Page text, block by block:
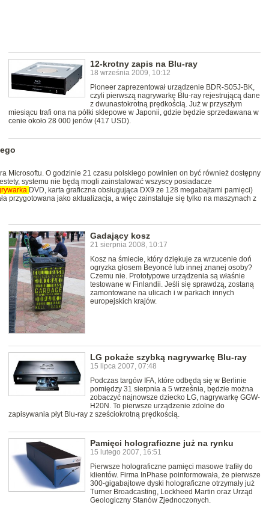
12-krotny zapis na Blu-ray
18 września 2009, 10:12
Pioneer zaprezentował urządzenie BDR-S05J-BK,
czyli pierwszą nagrywarkę Blu-ray rejestrującą dane
z dwunastokrotną prędkością. Już w przyszłym
miesiącu trafi ona na półki sklepowe w Japonii, gdzie będzie sprzedawana w
cenie około 28 000 jenów (417 USD).
Microsoftu. O godzinie 21 czasu polskiego powinien on być również dostępny
systemu nie będą mogli zainstalować wszyscy posiadacze
DVD, karta graficzna obsługująca DX9 ze 128 megabajtami pamięci)
przygotowana jako aktualizacja, a więc zainstaluje się tylko na maszynach z
Gadający kosz
21 sierpnia 2008, 10:17
Kosz na śmiecie, który dziękuje za wrzucenie doń
ogryzka głosem Beyoncé lub innej znanej osoby?
Czemu nie. Prototypowe urządzenia są właśnie
testowane w Finlandii. Jeśli się sprawdzą, zostaną
zamontowane na ulicach i w parkach innych
europejskich krajów.
LG pokaże szybką nagrywarkę Blu-ray
15 lipca 2007, 07:48
Podczas targów IFA, które odbędą się w Berlinie
pomiędzy 31 sierpnia a 5 września, będzie można
zobaczyć najnowsze dziecko LG, nagrywarkę GGW-
H20N. To pierwsze urządzenie zdolne do
zapisywania płyt Blu-ray z sześciokrotną prędkością.
Pamięci holograficzne już na rynku
15 lutego 2007, 16:51
Pierwsze holograficzne pamięci masowe trafiły do
klientów. Firma InPhase poinformowała, że pierwsze
300-gigabajtowe dyski holograficzne otrzymały już
Turner Broadcasting, Lockheed Martin oraz Urząd
Geologiczny Stanów Zjednoczonych.